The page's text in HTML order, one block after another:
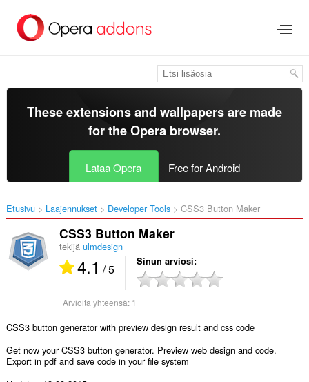
pääsisältöön
These extensions and wallpapers are made
for theOpera browser.
Lataa Opera Free for Android
Etusivu Laajennukset Developer Tools CSS3 Button Maker‎
CSS3 Button Maker
tekijä ulmdesign
4.1 / 5 Sinun arviosi
Arvioita yhteensä: 1
CSS3 button generator with preview design result and css code
Get now your CSS3 button generator. Preview web design and code.
Export in pdf and save code in your file system